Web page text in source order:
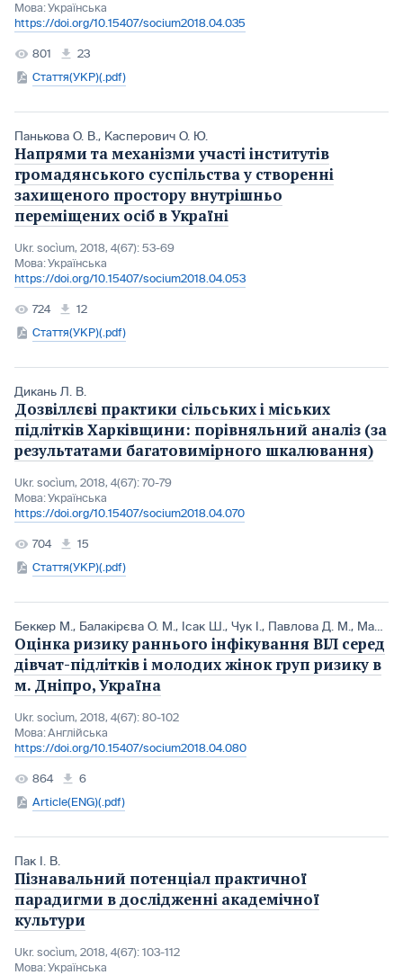
Мова:Українська
https://doi.org/10.15407/socium2018.04.035
801
23
Стаття(УКР)(.pdf)
Панькова О. В. , Касперович О. Ю.
Напрями та механізми участі інститутів
громадянського суспільства у створенні
захищеного простору внутрішньо
переміщених осіб в Україні
Ukr. socìum, 2018, 4(67): 53-69
Мова:Українська
https://doi.org/10.15407/socium2018.04.053
724
12
Стаття(УКР)(.pdf)
Дикань Л. В.
Дозвіллєві практики сільських і міських
підлітків Харківщини: порівняльний аналіз (за
результатами багатовимірного шкалювання)
Ukr. socìum, 2018, 4(67): 70-79
Мова:Українська
https://doi.org/10.15407/socium2018.04.070
704
15
Стаття(УКР)(.pdf)
Беккер М. , Балакірєва О. М. , Ісак Ш. , Чук І. , Павлова Д. М. , МакЛарті Л.
Оцінка ризику раннього інфікування ВІЛ серед
дівчат-підлітків і молодих жінок груп ризику в
м. Дніпро, Україна
Ukr. socìum, 2018, 4(67): 80-102
Мова:Англійська
https://doi.org/10.15407/socium2018.04.080
864
6
Article(ENG)(.pdf)
Пак І. В.
Пізнавальний потенціал практичної
парадигми в дослідженні академічної
культури
Ukr. socìum, 2018, 4(67): 103-112
Мова:Українська